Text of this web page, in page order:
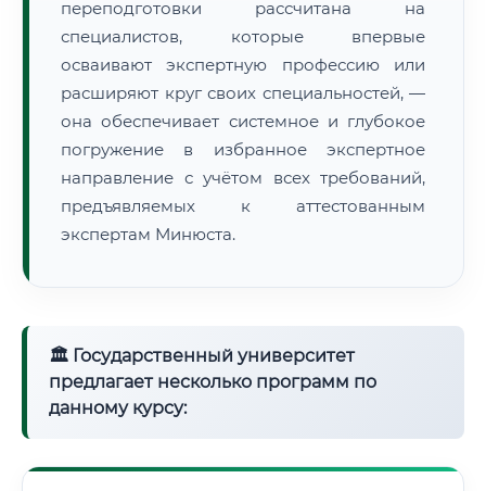
переподготовки рассчитана на
специалистов, которые впервые
осваивают экспертную профессию или
расширяют круг своих специальностей, —
она обеспечивает системное и глубокое
погружение в избранное экспертное
направление с учётом всех требований,
предъявляемых к аттестованным
экспертам Минюста.
🏛 Государственный университет
предлагает несколько программ по
данному курсу: